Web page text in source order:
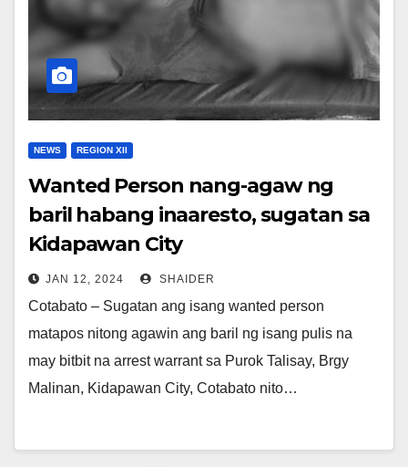
NEWS REGION XII
Wanted Person nang-agaw ng
baril habang inaaresto, sugatan sa
Kidapawan City
JAN 12, 2024 SHAIDER
Cotabato – Sugatan ang isang wanted person
matapos nitong agawin ang baril ng isang pulis na
may bitbit na arrest warrant sa Purok Talisay, Brgy
Malinan, Kidapawan City, Cotabato nito…